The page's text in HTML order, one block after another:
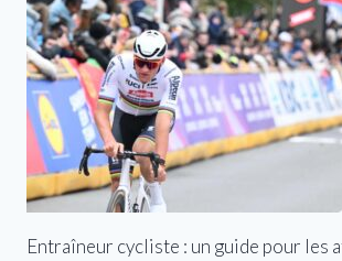
Entraîneur cycliste : un guide pour les